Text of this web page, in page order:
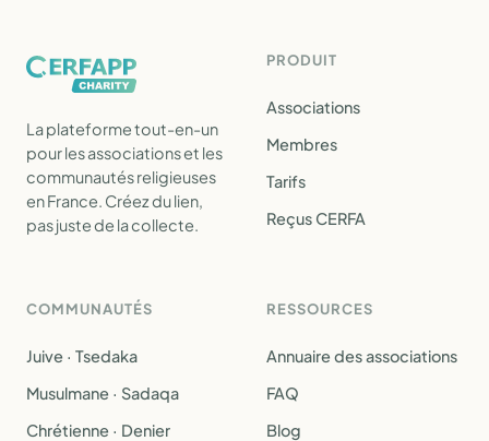
La plateforme tout-en-un
pour les associations et les
communautés religieuses
en France. Créez du lien,
pas juste de la collecte.
PRODUIT
Associations
Membres
Tarifs
Reçus CERFA
COMMUNAUTÉS
Juive · Tsedaka
Musulmane · Sadaqa
Chrétienne · Denier
RESSOURCES
Annuaire des associations
FAQ
Blog